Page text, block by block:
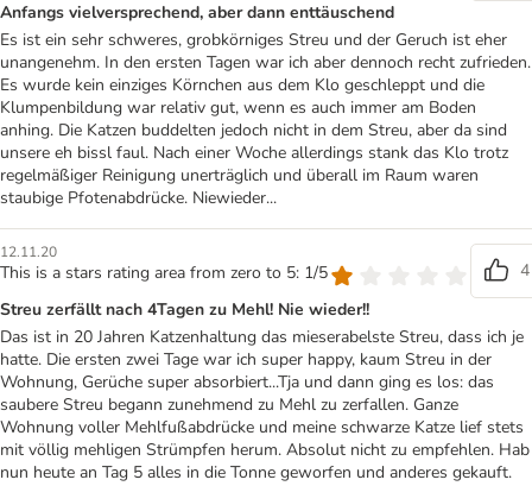
Anfangs vielversprechend, aber dann enttäuschend
Es ist ein sehr schweres, grobkörniges Streu und der Geruch ist eher
unangenehm. In den ersten Tagen war ich aber dennoch recht zufrieden.
Es wurde kein einziges Körnchen aus dem Klo geschleppt und die
Klumpenbildung war relativ gut, wenn es auch immer am Boden
anhing. Die Katzen buddelten jedoch nicht in dem Streu, aber da sind
unsere eh bissl faul. Nach einer Woche allerdings stank das Klo trotz
regelmäßiger Reinigung unerträglich und überall im Raum waren
staubige Pfotenabdrücke. Niewieder...
12.11.20
This is a stars rating area from zero to 5: 1/5
4
Streu zerfällt nach 4Tagen zu Mehl! Nie wieder!!
Das ist in 20 Jahren Katzenhaltung das mieserabelste Streu, dass ich je
hatte. Die ersten zwei Tage war ich super happy, kaum Streu in der
Wohnung, Gerüche super absorbiert...Tja und dann ging es los: das
saubere Streu begann zunehmend zu Mehl zu zerfallen. Ganze
Wohnung voller Mehlfußabdrücke und meine schwarze Katze lief stets
mit völlig mehligen Strümpfen herum. Absolut nicht zu empfehlen. Hab
nun heute an Tag 5 alles in die Tonne geworfen und anderes gekauft.